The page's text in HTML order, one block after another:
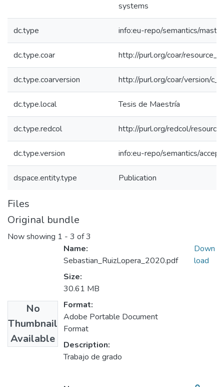
systems
dc.type info:eu-repo/semantics/
dc.type.coar http://purl.org/coar/
dc.type.coarversion http://purl.org/coar/version/
dc.type.local Tesis de Maestría
dc.type.redcol http://purl.org/redcol/
dc.type.version info:eu-repo/semantics/
dspace.entity.type Publication
Files
Original bundle
Now showing 1 - 3 of 3
No
Thumbnail
Available
Name:
Sebastian_RuizLopera_2020.pdf
Size:
30.61 MB
Format:
Adobe Portable Document
Format
Description:
Trabajo de grado
Down
load